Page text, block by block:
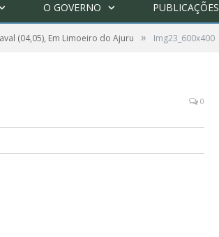
O GOVERNO PUBLICAÇÕES
(04,05), Em Limoeiro do Ajuru » Img23_600x400
0